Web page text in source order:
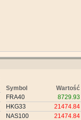
Symbol
Wartość
FRA40
8729.93
HKG33
21474.84
NAS100
21474.84